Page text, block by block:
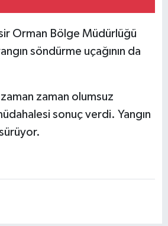
Orman Bölge Müdürlüğü
söndürme uçağının da
zaman olumsuz
sonuç verdi. Yangın